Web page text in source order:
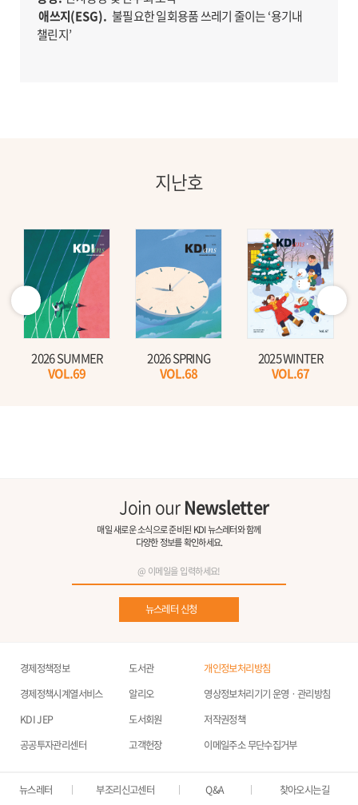
애쓰지(ESG).불필요한 일회용품 쓰레기 줄이는‘용기내
챌린지’
지난호
2026 SUMMER
VOL.69
2026 SPRING
VOL.68
2025 WINTER
VOL.67
Join ourNewsletter
매일 새로운 소식으로 준비된 KDI 뉴스레터와 함께
다양한 정보를 확인하세요.
뉴스레터 신청
경제정책정보
경제정책시계열서비스
KDI JEP
공공투자관리센터
도서관
알리오
도서회원
고객헌장
개인정보처리방침
영상정보처리기기 운영ㆍ관리방침
저작권정책
이메일주소 무단수집거부
뉴스레터 부조리신고센터 Q&A 찾아오시는길